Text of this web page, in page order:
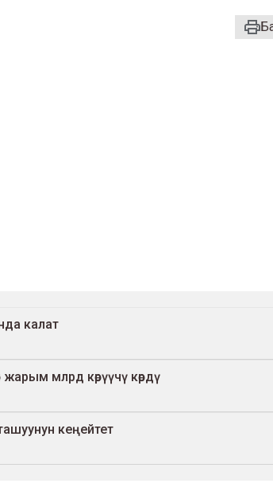
калат
млрд көрүүчү көрдү
кеңейтет